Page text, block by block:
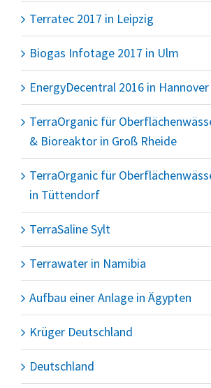
Terratec 2017 in Leipzig
Biogas Infotage 2017 in Ulm
EnergyDecentral 2016 in Hannover
TerraOrganic für
& Bioreaktor in Groß Rheide
TerraOrganic für
in Tüttendorf
TerraSaline Sylt
Terrawater in Namibia
Aufbau einer Anlage in Ägypten
Krüger Deutschland
Deutschland